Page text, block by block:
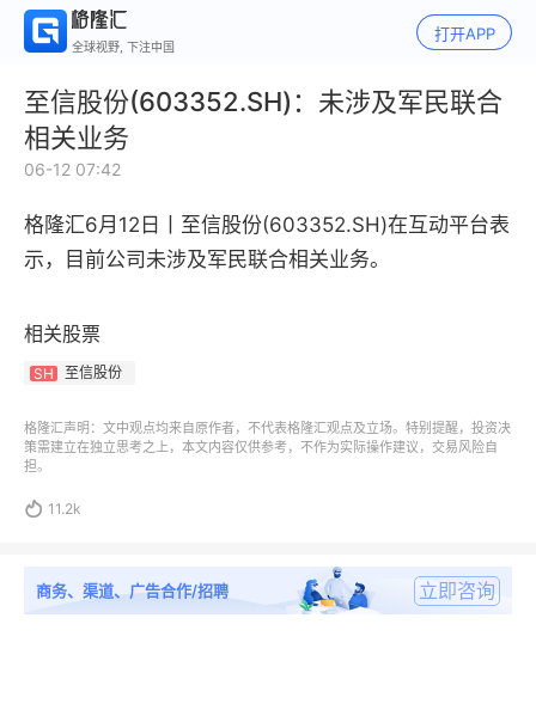
全球视野, 下注中国
打开APP
至信股份(603352.SH)：未涉及军民联合
相关业务
06-12 07:42
格隆汇6月12日丨 至信股份(603352.SH)在互动平台表
示，
目前公司未涉及军民联合相关业务。
相关股票
SH 至信股份
格隆汇声明：文中观点均来自原作者，不代表格隆汇观点及立场。特别提醒，投资决
策需建立在独立思考之上，本文内容仅供参考，不作为实际操作建议，交易风险自
担。
 11.2k
商务、渠道、广告合作/招聘 立即咨询